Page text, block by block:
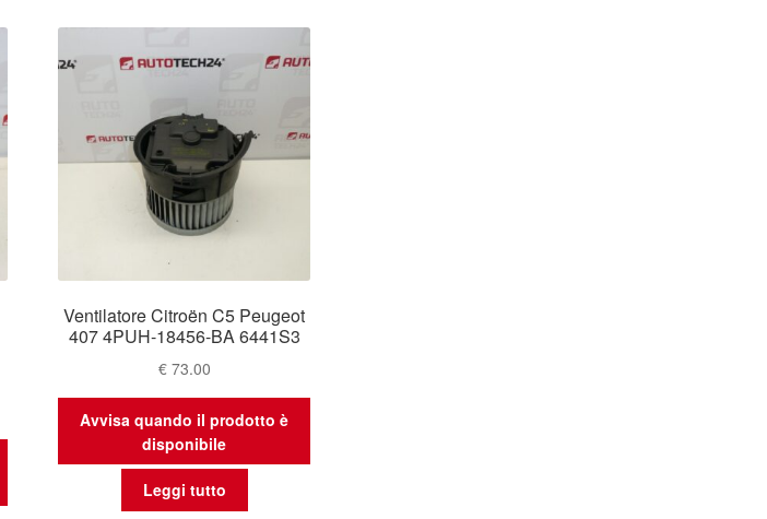
più
Ventilatore Citroën C5 Peugeot
407 4PUH-18456-BA 6441S3
€73.00
Avvisa quando il prodotto è
disponibile
Leggi tutto